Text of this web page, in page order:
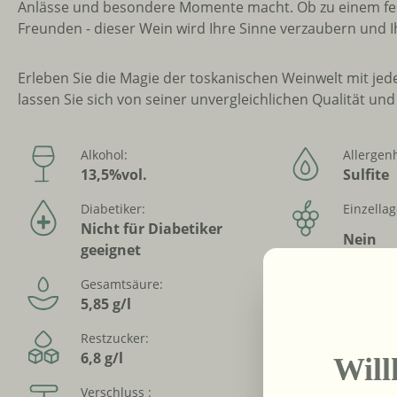
Anlässe und besondere Momente macht. Ob zu einem
Freunden - dieser Wein wird Ihre Sinne verzaubern
Erleben Sie die Magie der toskanischen Weinwelt mit
lassen Sie sich von seiner unvergleichlichen Qualität
Alkohol:
13,5%vol. Sulfite
Diabetiker:
Nicht für Diabetiker
geeignet
Nein
Gesamtsäure:
5,85 g/l
Restzucker:
6,8 g/l trocken
Verschluss :